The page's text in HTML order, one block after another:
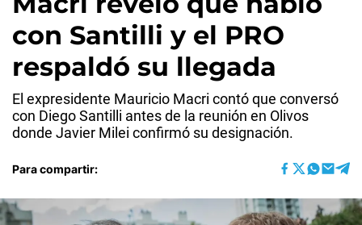
con Santilli y el PRO
respaldó su llegada
El expresidente Mauricio Macri contó que conversó
con Diego Santilli antes de la reunión en Olivos
donde Javier Milei confirmó su designación.
Para compartir: